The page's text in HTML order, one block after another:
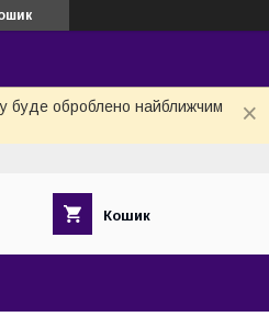
буде оброблено найближчим
Кошик